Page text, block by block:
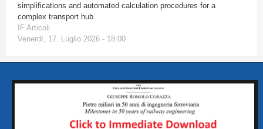
simplifications and automated calculation procedures for a
complex transport hub
IF Articoli
Venerdì, 17. Luglio 2026 - 18:00